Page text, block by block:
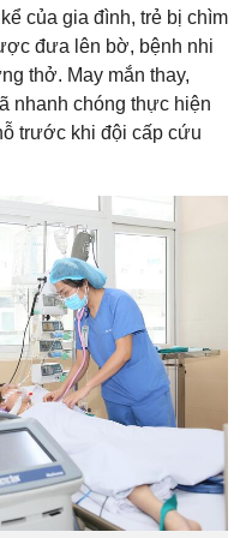
của gia đình, trẻ bị chìm
đưa lên bờ, bệnh nhi
thở. May mắn thay,
nhanh chóng thực hiện
trước khi đội cấp cứu